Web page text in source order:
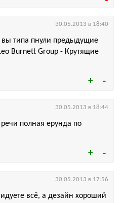
типа пнули предыдущие
Burnett Group - Крутящие
30.05.2013 в 18:40
полная ерунда по
30.05.2013 в 18:44
всё, а дезайн хороший
30.05.2013 в 17:56